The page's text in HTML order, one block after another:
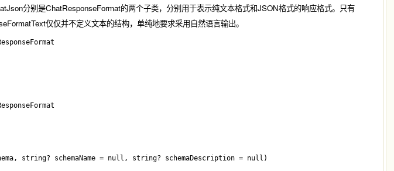
分别是ChatResponseFormat的两个子类，分别用于表示纯文本格式和JSON格式的响应格式。只有
仅仅并不定义文本的结构，单纯地要求采用自然语言输出。
string? schemaName = null, string? schemaDescription = null)